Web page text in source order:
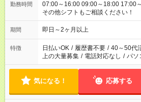
勤務時間
07:00～16:00 09:00～18:00 17:00～09:00 ※ 上記は
その他シフトもご相談ください！
期間 即日～2ヶ月以上
特徴 日払いOK / 履歴書不要 / 40～50代
上の大量募集 / 電話対応なし / パソ
気になる！ 応募する